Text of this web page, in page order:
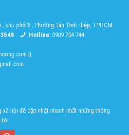
, khu phố 3 , Phường Tân Thới Hiệp, TPHCM
. Hotline: 0909 704 744
||
hội để cập nhật nhanh nhất những thông
tôi